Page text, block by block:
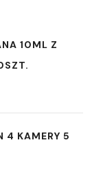
10ML Z
4 KAMERY 5